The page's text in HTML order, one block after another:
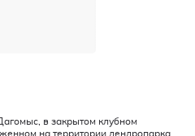
в закрытом клубном
на территории дендропарка.